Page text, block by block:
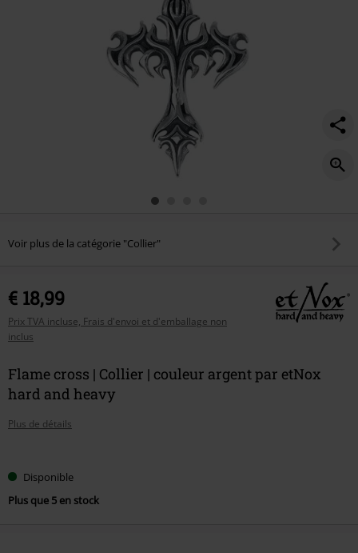
Voir plus de la catégorie "Collier"
€ 18,99
Prix TVA incluse, Frais d'envoi et d'emballage non
inclus
Flame cross | Collier | couleur argent par etNox
hard and heavy
Plus de détails
votre
taille
Disponible
Plus que 5 en stock